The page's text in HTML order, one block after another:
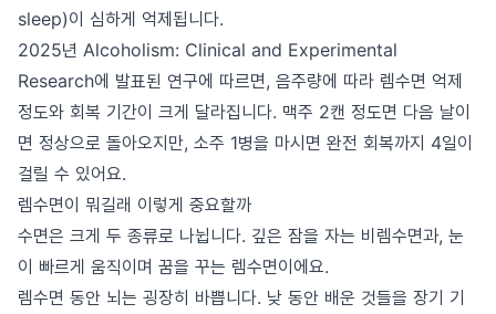
sleep)이 심하게 억제됩니다.
2025년 Alcoholism: Clinical and Experimental
Research에 발표된 연구에 따르면, 음주량에 따라 렘수면 억제
정도와 회복 기간이 크게 달라집니다. 맥주 2캔 정도면 다음 날이
면 정상으로 돌아오지만, 소주 1병을 마시면 완전 회복까지 4일이
걸릴 수 있어요.
렘수면이 뭐길래 이렇게 중요할까
수면은 크게 두 종류로 나뉩니다. 깊은 잠을 자는 비렘수면과, 눈
이 빠르게 움직이며 꿈을 꾸는 렘수면이에요.
렘수면 동안 뇌는 굉장히 바쁩니다. 낮 동안 배운 것들을 장기 기